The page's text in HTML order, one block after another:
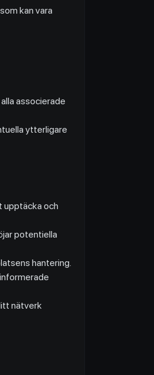
kan vara
associerade
ytterligare
upptäcka och
potentiella
hantering.
nätverk